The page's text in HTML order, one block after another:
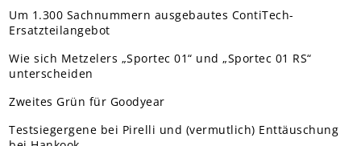
Um 1.300 Sachnummern ausgebautes ContiTech-
Ersatzteilangebot
Wie sich Metzelers „Sportec 01“ und „Sportec 01 RS“
unterscheiden
Zweites Grün für Goodyear
Testsiegergene bei Pirelli und (vermutlich) Enttäuschung